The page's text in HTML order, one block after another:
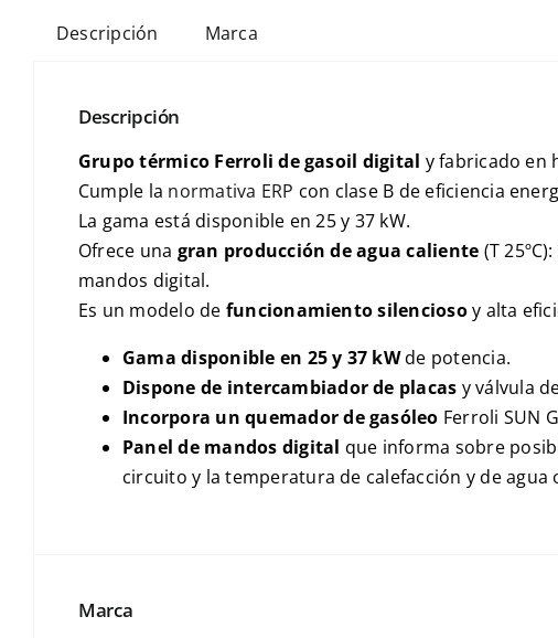
Descripción Marca
Descripción
Grupo térmico Ferroli de gasoil digital y fabricado en
Cumple la normativa ERP con clase B de eficiencia
La gama está disponible en 25 y 37 kW.
Ofrece una gran producción de agua caliente (T
mandos digital.
Es un modelo de funcionamiento silenciosoy alta
Gama disponible en 25 y 37 kWde potencia.
Dispone de intercambiador de placas y válvula
Incorpora un quemador de gasóleo Ferroli SUN
Panel de mandos digital que informa sobre
circuito y la temperatura de calefacción y de
Marca